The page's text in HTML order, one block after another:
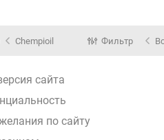
Chempioil Фильтр
сайта
по сайту